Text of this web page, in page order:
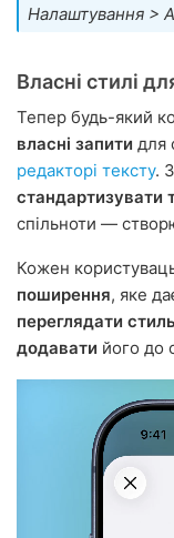
Налаштування >
Власні стилі
Тепер будь-який
власні запити для
редакторі тексту.
стандартизувати
спільноти —
Кожен
поширення, яке
переглядати стиль
додавати його до